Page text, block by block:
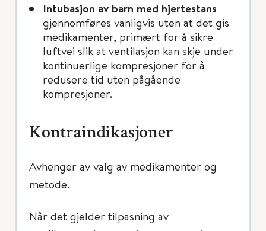
Intubasjon av barn med hjertestans
gjennomføres vanligvis uten at det gis
medikamenter, primært for å sikre
luftvei slik at ventilasjon kan skje under
kontinuerlige kompresjoner for å
redusere tid uten pågående
kompresjoner.
Kontraindikasjoner
Avhenger av valg av medikamenter og
metode.
Når det gjelder tilpasning av